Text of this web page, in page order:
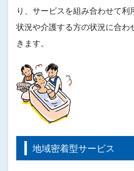
り、サービスを組み合わせて
状況や介護する方の状況に合わ
きます。
地域密着型サービス